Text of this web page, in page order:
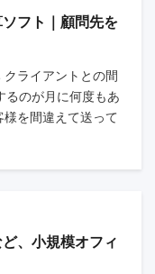
フト｜顧問先を
ライアントとの間
るのが月に何度もあ
を間違えて送って
、小規模オフィ